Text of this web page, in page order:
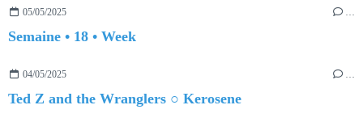
05/05/2025 …
Semaine • 18 • Week
04/05/2025 …
Ted Z and the Wranglers ○ Kerosene